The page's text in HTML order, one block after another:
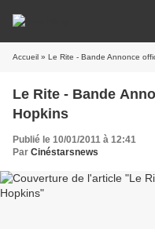
Accueil » Le Rite - Bande Annonce
Le Rite - Bande
Hopkins
Publié le 10/01/2011 à 12:41
Par Cinéstarsnews